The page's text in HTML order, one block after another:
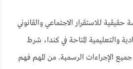
للاستقرار الاجتماعي والقانوني
والتعليمية المتاحة في كندا، شرط
جميع الإجراءات الرسمية. من المهم فهم